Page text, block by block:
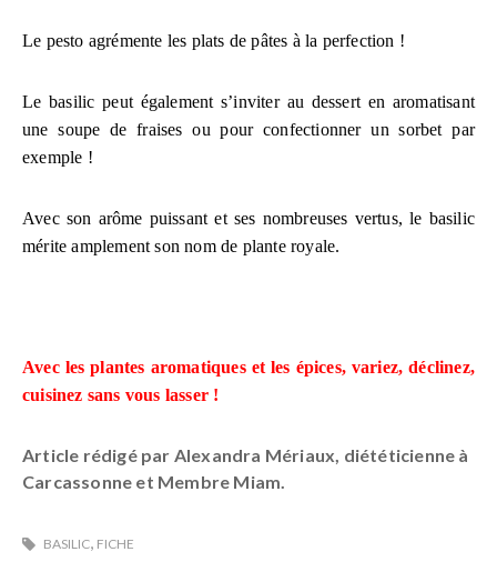
Le pesto agrémente les plats de pâtes à la perfection !
Le basilic peut également s’inviter au dessert en aromatisant
une soupe de fraises ou pour confectionner un sorbet par
exemple !
Avec son arôme puissant et ses nombreuses vertus, le basilic
mérite amplement son nom de plante royale.
Avec les plantes aromatiques et les épices, variez, déclinez,
cuisinez sans vous lasser !
Article rédigé par Alexandra Mériaux, diététicienne à
Carcassonne et Membre Miam.
BASILIC FICHE